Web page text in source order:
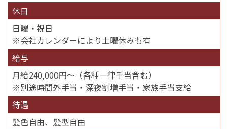
休日
日曜・祝日
※会社カレンダーにより土曜休みも有
給与
月給240,000円～（各種一律手当含む）
※別途時間外手当・深夜割増手当・家族手当支給
待遇
髪色自由、髪型自由